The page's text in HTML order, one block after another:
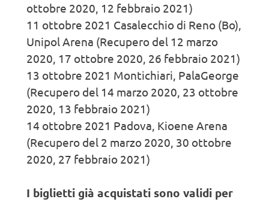
ottobre 2020, 12 febbraio 2021)
11 ottobre 2021 Casalecchio di Reno (Bo),
Unipol Arena (Recupero del 12 marzo
2020, 17 ottobre 2020, 26 febbraio 2021)
13 ottobre 2021 Montichiari, PalaGeorge
(Recupero del 14 marzo 2020, 23 ottobre
2020, 13 febbraio 2021)
14 ottobre 2021 Padova, Kioene Arena
(Recupero del 2 marzo 2020, 30 ottobre
2020, 27 febbraio 2021)
I biglietti già acquistati sono validi per